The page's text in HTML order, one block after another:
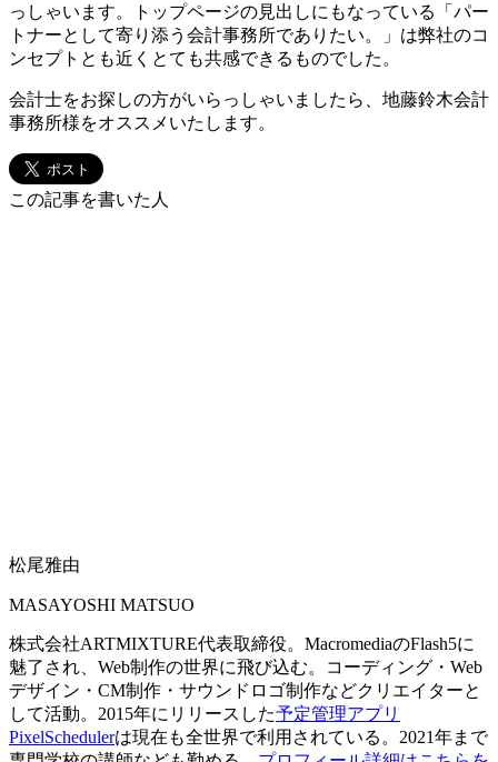
っしゃいます。トップページの見出しにもなっている「パー
トナーとして寄り添う会計事務所でありたい。」は弊社のコ
ンセプトとも近くとても共感できるものでした。
会計士をお探しの方がいらっしゃいましたら、地藤鈴木会計
事務所様をオススメいたします。
この記事を書いた人
松尾雅由
MASAYOSHI MATSUO
株式会社ARTMIXTURE代表取締役。MacromediaのFlash5に
魅了され、Web制作の世界に飛び込む。コーディング・Web
デザイン・CM制作・サウンドロゴ制作などクリエイターと
して活動。2015年にリリースした予定管理アプリ
PixelSchedulerは現在も全世界で利用されている。2021年まで